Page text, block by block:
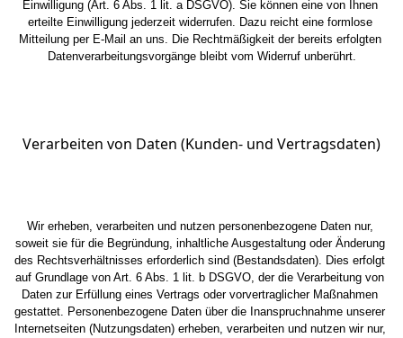
Einwilligung (Art. 6 Abs. 1 lit. a DSGVO). Sie können eine von Ihnen
erteilte Einwilligung jederzeit widerrufen. Dazu reicht eine formlose
Mitteilung per E-Mail an uns. Die Rechtmäßigkeit der bereits erfolgten
Datenverarbeitungsvorgänge bleibt vom Widerruf unberührt.
Verarbeiten von Daten (Kunden- und Vertragsdaten)
Wir erheben, verarbeiten und nutzen personenbezogene Daten nur,
soweit sie für die Begründung, inhaltliche Ausgestaltung oder Änderung
des Rechtsverhältnisses erforderlich sind (Bestandsdaten). Dies erfolgt
auf Grundlage von Art. 6 Abs. 1 lit. b DSGVO, der die Verarbeitung von
Daten zur Erfüllung eines Vertrags oder vorvertraglicher Maßnahmen
gestattet. Personenbezogene Daten über die Inanspruchnahme unserer
Internetseiten (Nutzungsdaten) erheben, verarbeiten und nutzen wir nur,